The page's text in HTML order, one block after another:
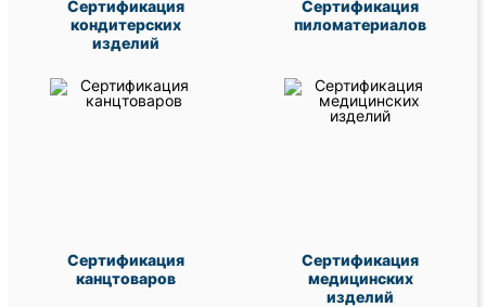
Сертификация
кондитерских
изделий
Сертификация
пиломатериалов
Сертификация
канцтоваров
Сертификация
медицинских
изделий